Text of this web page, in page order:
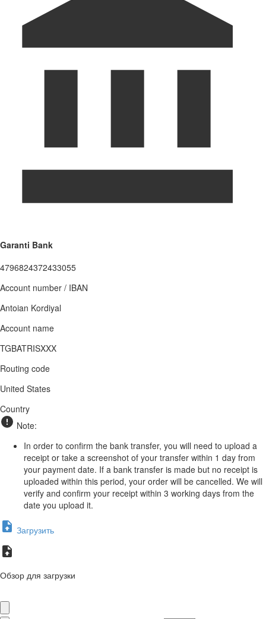
Garanti Bank
4796824372433055
Account number / IBAN
Antoian Kordiyal
Account name
TGBATRISXXX
Routing code
United States
Country
Note:
In order to confirm the bank transfer, you will need to upload a
receipt or take a screenshot of your transfer within 1 day from
your payment date. If a bank transfer is made but no receipt is
uploaded within this period, your order will be cancelled. We will
verify and confirm your receipt within 3 working days from the
date you upload it.
Загрузить
Обзор для загрузки